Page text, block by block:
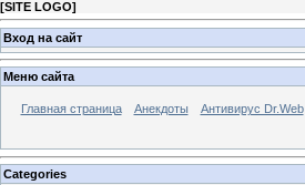
[SITE LOGO]
Вход на сайт
Меню сайта
Главная страница Анекдоты Антивирус Dr.Web
Categories